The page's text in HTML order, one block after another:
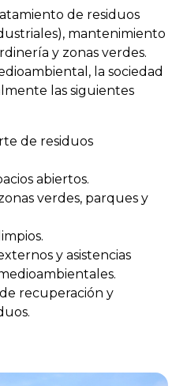
de residuos
mantenimiento
y zonas verdes.
la sociedad
las siguientes
de residuos
abiertos.
verdes, parques y
y asistencias
recuperación y